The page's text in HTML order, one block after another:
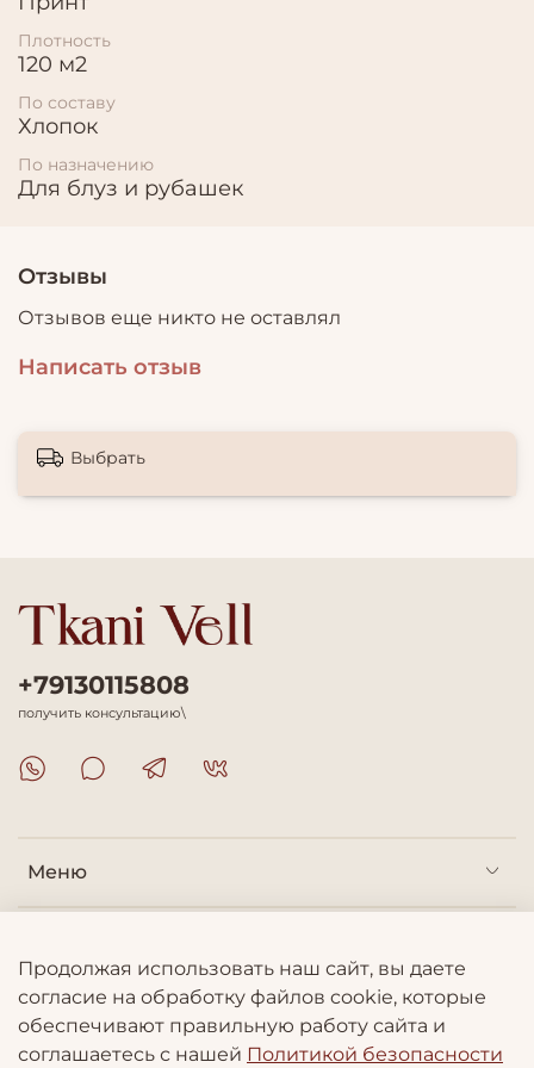
катышки почти не образуются.
Плотность
120 м2
По составу
Хлопок
По назначению
Для блуз и рубашек
Отзывы
Отзывов еще никто не оставлял
Написать отзыв
Выбрать
Меню
Информация
+79130115808
получить консультацию\
Продолжая использовать наш сайт, вы даете
согласие на обработку файлов cookie, которые
обеспечивают правильную работу сайта и
соглашаетесь с нашей Политикой безопасности